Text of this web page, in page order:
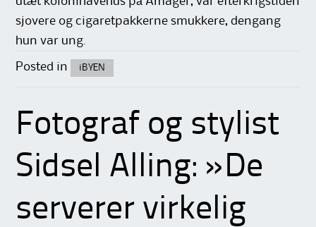
sjovere og cigaretpakkerne smukkere, dengang
hun var ung.
Posted in iBYEN
Fotograf og stylist
Sidsel Alling: »De
serverer virkelig